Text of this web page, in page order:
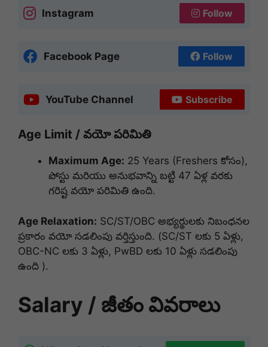
Instagram Follow
Facebook Page Follow
YouTube Channel Subscribe
Age Limit / వయో పరిమితి
Maximum Age: 25 Years (Freshers కోసం),
పోస్టు మరియు అనుభవాన్ని బట్టి 47 ఏళ్ల వరకు
గరిష్ట వయో పరిమితి ఉంది.
Age Relaxation: SC/ST/OBC అభ్యర్థులకు నిబంధనల
ప్రకారం వయో సడలింపు వర్తిస్తుంది. (SC/ST లకు 5 ఏళ్లు,
OBC-NC లకు 3 ఏళ్లు, PwBD లకు 10 ఏళ్లు సడలింపు
ఉంది ).
Salary / జీతం వివరాలు